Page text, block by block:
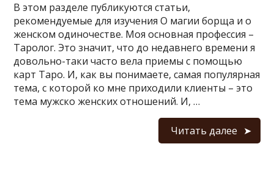
В этом разделе публикуются статьи,
рекомендуемые для изучения О магии борща и о
женском одиночестве. Моя основная профессия –
Таролог. Это значит, что до недавнего времени я
довольно-таки часто вела приемы с помощью
карт Таро. И, как вы понимаете, самая популярная
тема, с которой ко мне приходили клиенты – это
тема мужско женских отношений. И, …
Читать далее